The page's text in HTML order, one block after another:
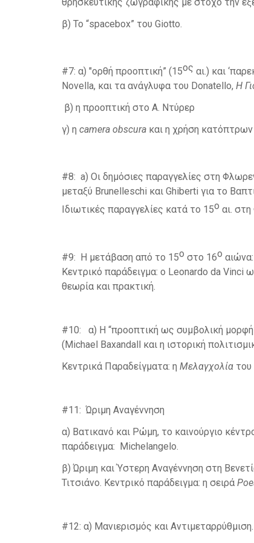
β) Το “spacebox” του Giotto.
#7: α) "ορθή προοπτική” (15ος αι.) και
Novella, και τα ανάγλυφα του Donatello, Η
β) η προοπτική στο Α. Ντύρερ
γ) η camera obscura και η χρήση
#8: a) Οι δημόσιες παραγγελίες στη
μεταξύ Brunelleschi και Ghiberti για το
Ιδιωτικές παραγγελίες κατά το 15ο αι.
#9: Η μετάβαση από το 15ο στο 16ο
Κεντρικό παράδειγμα: ο Leonardo da Vinci
θεωρία και πρακτική.
#10: α) Η “προοπτική ως συμβολική μορφή”
(Michael Baxandall και η ιστορική
Kεντρικά Παραδείγματα: η Μελαγχολία
#11: Ώριμη Αναγέννηση
α) Βατικανό και Ρώμη, το καινούργιο
παράδειγμα: Michelangelo.
β) Ώριμη και Ύστερη Αναγέννηση στη
Τιτσιάνο. Κεντρικό παράδειγμα: η σειρά
#12: α) Μανιερισμός και Αντιμεταρρύθμιση.